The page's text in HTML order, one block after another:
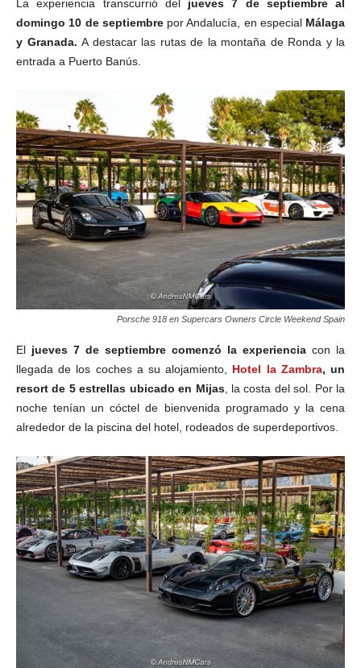
La experiencia transcurrió del jueves 7 de septiembre al
domingo 10 de septiembrepor Andalucía, en especial Málaga
y Granada. A destacar las rutas de la montaña de Ronda y la
entrada a Puerto Banús.
Porsche 918 en Supercars Owners Circle Weekend Spain
El jueves 7 de septiembre comenzó la experiencia con la
llegada de los coches a su alojamiento, Hotel la Zambra, un
resort de 5 estrellas ubicado en Mijas, la costa del sol. Por la
noche tenían un cóctel de bienvenida programado y la cena
alrededor de la piscina del hotel, rodeados de superdeportivos.